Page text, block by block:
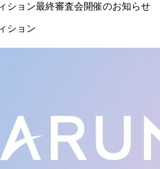
ション最終審査会開催のお知らせ
ション